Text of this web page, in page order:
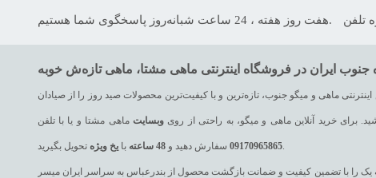
هفت روز هفته ، 24 ساعت شبانه‌روز پاسخگوی شما هستیم.
ماهی و میگو جنوب، تازه‌ترین و با کیفیت‌ترین محصولات صید روز را از صیادان
برای خرید آنلاین ماهی و میگو، به راحتی از رویوبسایت ماهی مشتا و یا با تلفن
09170965865 سفارش دهید و48 ساعته بایخ ویژه تحویل بگیرید.
یک را با تضمین کیفیت و ضمانت بازگشت محصول از بندرعباس به سراسر ایران میسر